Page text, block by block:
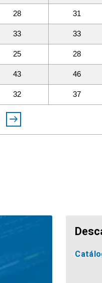
28 31
33 33
25 28
43 46
32 37